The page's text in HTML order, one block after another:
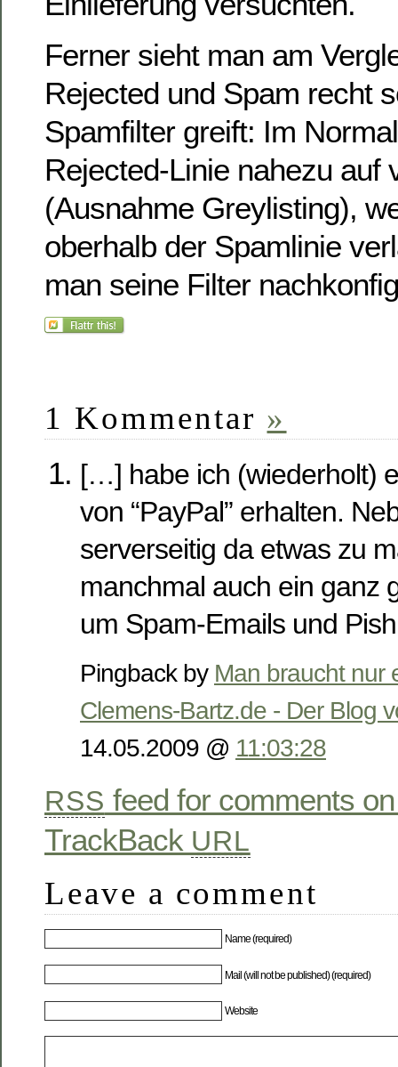
Ferner sieht man am
Rejected und Spam recht
Spamfilter greift: Im
Rejected-Linie nahezu auf
(Ausnahme Greylisting),
oberhalb der Spamlinie
man seine Filter
1 Kommentar »
[…] habe ich (wiederholt)
von “PayPal” erhalten.
serverseitig da etwas zu
manchmal auch ein ganz
um Spam-Emails und
Pingback by Man braucht nur
Clemens-Bartz.de - Der Blog
14.05.2009 @ 11:03:28
RSS feed for comments
TrackBack URL
Leave a comment
Name (required)
Mail (will not be published) (required)
Website